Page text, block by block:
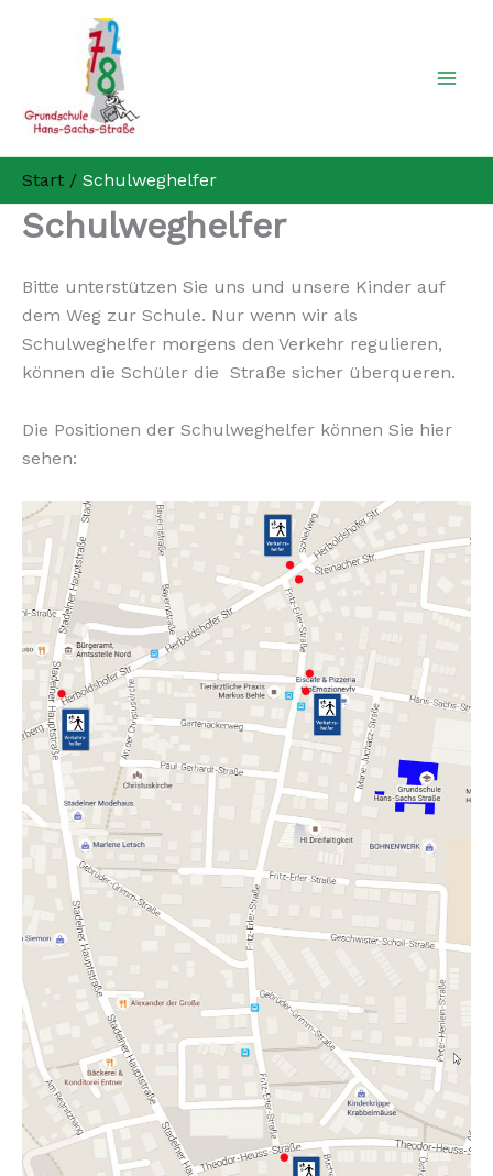
Start Schulweghelfer
Schulweghelfer
Bitte unterstützen Sie uns und unsere Kinder auf
dem Weg zur Schule. Nur wenn wir als
Schulweghelfer morgens den Verkehr regulieren,
können die Schüler die Straße sicher überqueren.
Die Positionen der Schulweghelfer können Sie hier
sehen: